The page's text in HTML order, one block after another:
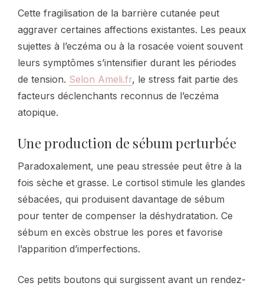
Cette fragilisation de la barrière cutanée peut
aggraver certaines affections existantes. Les peaux
sujettes à l’eczéma ou à la rosacée voient souvent
leurs symptômes s’intensifier durant les périodes
de tension. Selon Ameli.fr, le stress fait partie des
facteurs déclenchants reconnus de l’eczéma
atopique.
Une production de sébum perturbée
Paradoxalement, une peau stressée peut être à la
fois sèche et grasse. Le cortisol stimule les glandes
sébacées, qui produisent davantage de sébum
pour tenter de compenser la déshydratation. Ce
sébum en excès obstrue les pores et favorise
l’apparition d’imperfections.
Ces petits boutons qui surgissent avant un rendez-